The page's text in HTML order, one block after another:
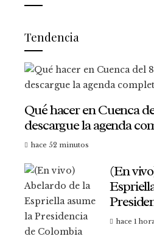
Tendencia
Qué hacer en Cuenca
descargue la agenda
hace 52 minutos
(En
hace 1